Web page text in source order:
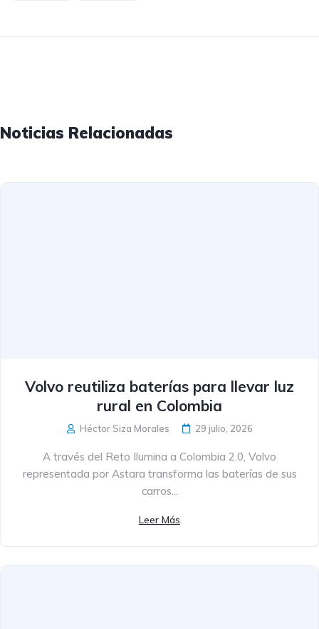
Noticias Relacionadas
Volvo reutiliza baterías para llevar luz
rural en Colombia
Héctor Siza Morales 29 julio, 2026
A través del Reto Ilumina a Colombia 2.0, Volvo
representada por Astara transforma las baterías de sus
carros...
Leer Más